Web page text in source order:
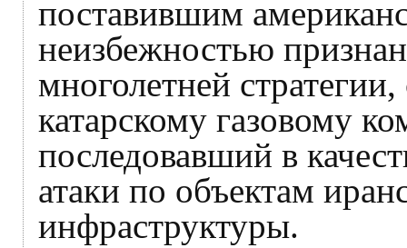
поставившим
неизбежностью
многолетней
катарскому газовому
последовавший в
атаки по объектам
инфраструктуры.